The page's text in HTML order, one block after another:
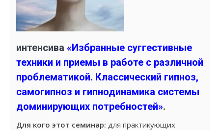
интенсива «Избранные суггестивные
техники и приемы в работе с различной
проблематикой. Классический​ гипноз,
самогипноз и гипнодинамика системы
доминирующих потребностей».
Для кого этот семинар: для практикующих